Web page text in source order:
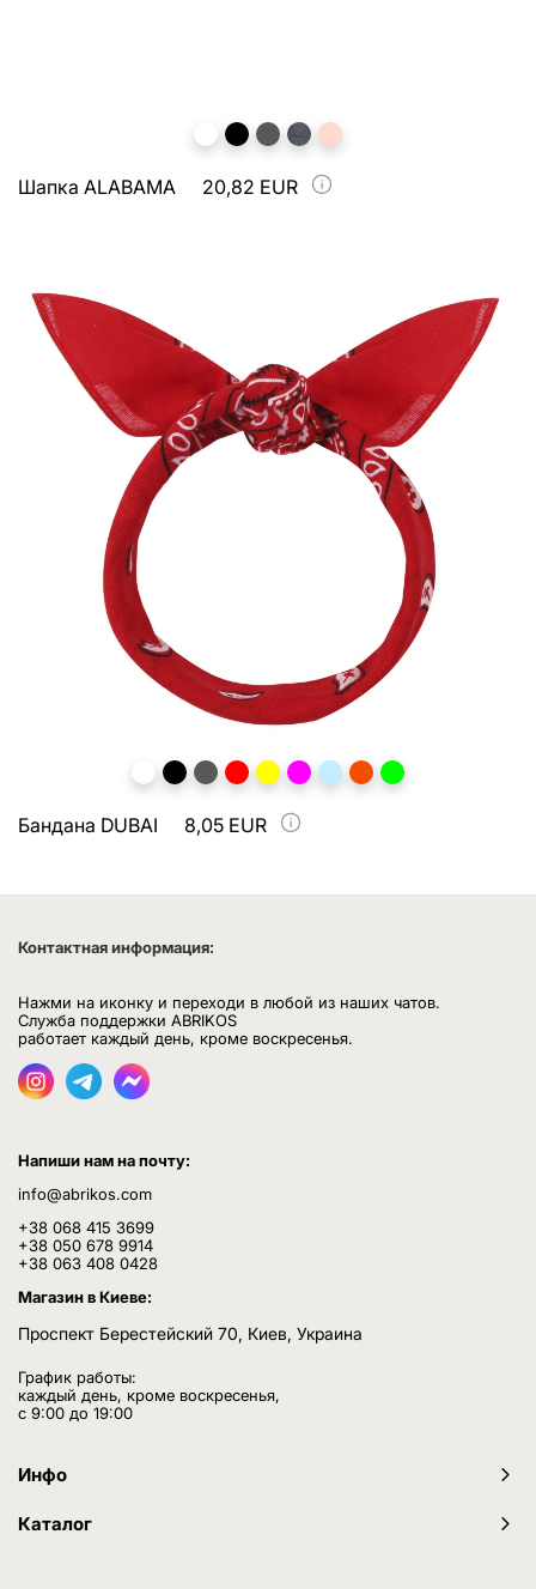
Шапка ALABAMA 20,82 EUR
Бандана DUBAI 8,05 EUR
Контактная информация:
Нажми на иконку и переходи в любой из наших чатов.
Служба поддержки ABRIKOS
работает каждый день, кроме воскресенья.
Напиши нам на почту:
info@abrikos.com
+38 068 415 3699
+38 050 678 9914
+38 063 408 0428
Магазин в Киеве:
Проспект Берестейский 70, Киев, Украина
График работы:
каждый день, кроме воскресенья,
с 9:00 до 19:00
Инфо
Каталог